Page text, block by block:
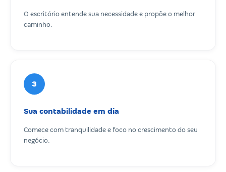
O escritório entende sua necessidade e propõe o melhor
caminho.
3
Sua contabilidade em dia
Comece com tranquilidade e foco no crescimento do seu
negócio.